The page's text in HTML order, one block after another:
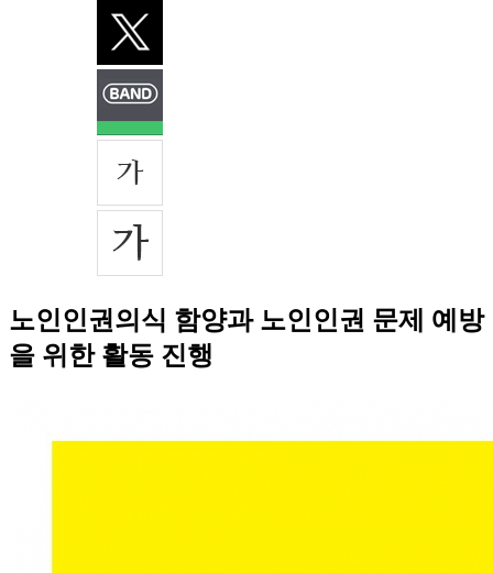
노인인권의식 함양과 노인인권 문제 예방
을 위한 활동 진행